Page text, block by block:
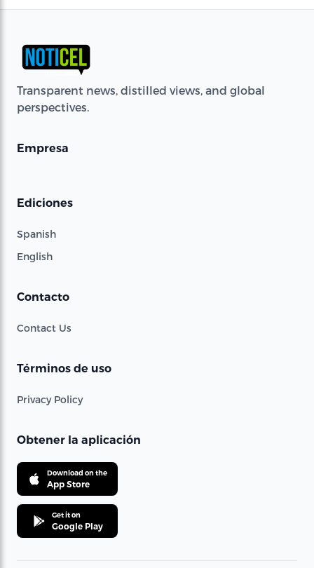
Transparent news, distilled views, and global
perspectives.
Empresa
Ediciones
Spanish
English
Contacto
Contact Us
Términos de uso
Privacy Policy
Obtener la aplicación
Download on the
App Store
Get it on
Google Play